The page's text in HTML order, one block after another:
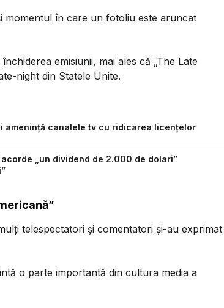
momentul în care un fotoliu este aruncat
emisiunii, mai ales că „The Late
night din Statele Unite.
amenință canalele tv cu ridicarea licențelor
„un dividend de 2.000 de dolari”
telespectatori și comentatori și-au exprimat
o parte importantă din cultura media a